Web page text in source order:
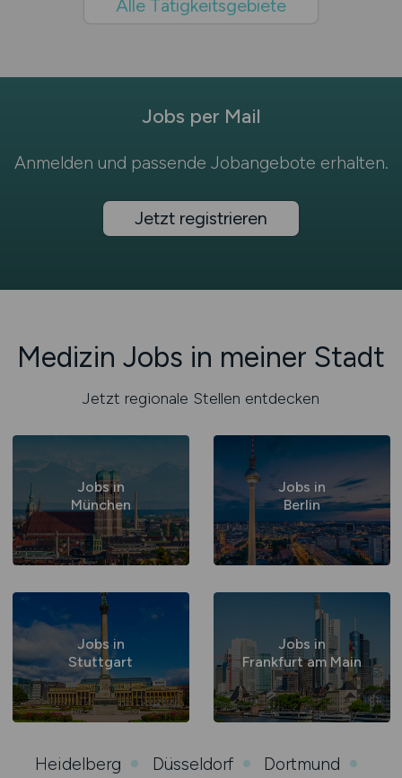
Alle Tätigkeitsgebiete
Jobs per Mail
Anmelden und passende Jobangebote erhalten.
Jetzt registrieren
Medizin Jobs in meiner Stadt
Jetzt regionale Stellen entdecken
Jobs in
München
Jobs in
Berlin
Jobs in
Stuttgart
Jobs in
Frankfurt am Main
Heidelberg Düsseldorf
Dortmund